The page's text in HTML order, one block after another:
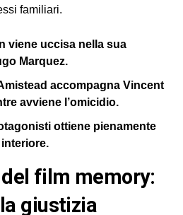
familiari.
viene uccisa nella sua
Marquez.
accompagna Vincent
avviene l’omicidio.
ottiene pienamente
giustizia